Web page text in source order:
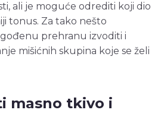
ali je moguće odrediti koji dio
tonus. Za tako nešto
prehranu izvoditi i
mišićnih skupina koje se želi
masno tkivo i